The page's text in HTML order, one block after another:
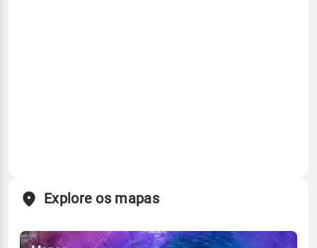
Explore os mapas